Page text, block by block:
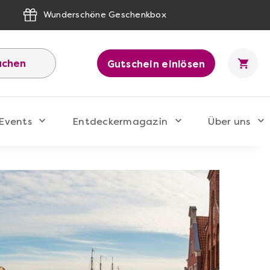
Wunderschöne Geschenkbox
Gutschein einlösen
Entdeckermagazin Über uns